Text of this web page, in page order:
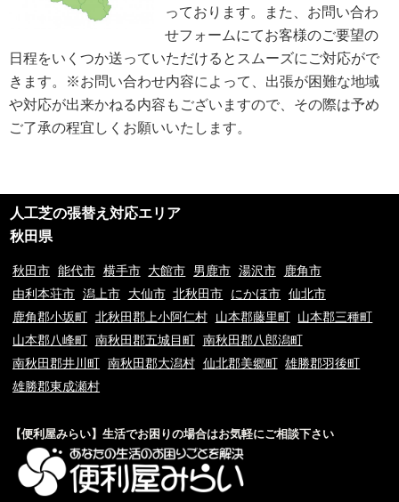
お問い合わせ電話番号：お客様（ご注文後）から問い合わせ等があった場合
は、遅滞なく電話番号の開示を行います。
※業務の性質上、サイトに掲載はしておりません。
※以上の方針を改定することがあります。その場合、すべての改定は当ウェ
ブページにて通知致します。
ご利用規約
①ご訪問予約後のご訪問前のキャンセルは、キャンセル料5,500円(税込)を
③荒天（大雨・大雪・強風など）の場合は、作業日を変更させていただく場
合もございます。あらかじめご了承下さい。
下見をさせて頂くにあたり下見料として5,500円(税込)を申し受けます。
⑤下見当日に作業が出来ない場合は下見料金5,500円(税込)を申し受けま
す。また下見にお伺いした作業員が承ることが出来ない作業内容と判断した
場合も、5,500円(税込)を申し受けます。
⑥料金提示について、お電話やメッセージでのご案内の料金と現場を拝見さ
ムは一切お受け付けておりません。※現場の環境やお客様のご依頼内容によ
って料金が変動するため
⑧当サイトはお客様に登録業者を紹介するサービスです。
⑨お客様と当サイト登録業者でトラブルになった場合、当サイトは一切責任
を負いかねますのでご了承の程宜しくお願いいたします。ご契約の際は慎重
に契約をして下さい。
っております。また、お問い合わ
せフォームにてお客様のご要望の
日程をいくつか送っていただけるとスムーズにご対応がで
きます。※お問い合わせ内容によって、出張が困難な地域
や対応が出来かねる内容もございますので、その際は予め
ご了承の程宜しくお願いいたします。
人工芝の張替え対応エリア
秋田県
秋田市 能代市 横手市 大館市 男鹿市 湯沢市
鹿角市
由利本荘市 潟上市 大仙市 北秋田市 にかほ市 仙北市
鹿角郡小坂町 北秋田郡上小阿仁村 山本郡藤里町 山本郡三種町
山本郡八峰町 南秋田郡五城目町 南秋田郡八郎潟町
南秋田郡井川町 南秋田郡大潟村 仙北郡美郷町 雄勝郡羽後町
雄勝郡東成瀬村
【便利屋みらい】生活でお困りの場合はお気軽にご相談下さい